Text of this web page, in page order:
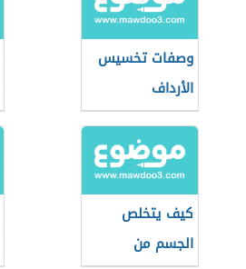
وصفات تخسيس
الأرداف
كيف يتخلص
الجسم من